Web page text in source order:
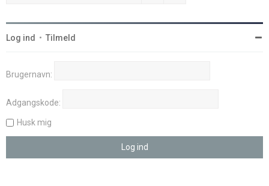
Log ind • Tilmeld
Brugernavn:
Adgangskode:
Husk mig